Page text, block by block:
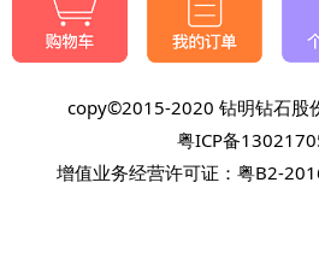
copy©2015-2020 钻明钻石股
粤ICP备
增值业务经营许可证：粤B2-